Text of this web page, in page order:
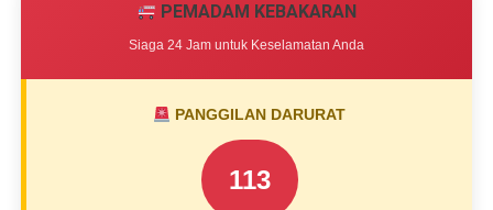
PEMADAM KEBAKARAN
Siaga 24 Jam untuk Keselamatan Anda
PANGGILAN DARURAT
113